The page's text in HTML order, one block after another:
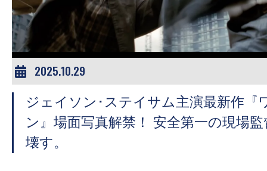
2025.10.29
ジェイソン･ステイサム主演最新作『
ン』場面写真解禁！ 安全第一の現場
壊す。